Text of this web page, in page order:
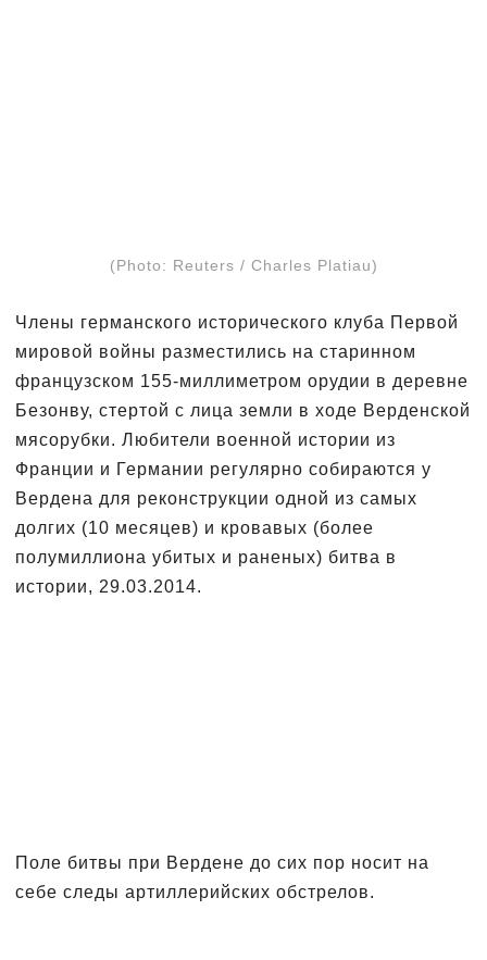
(Photo: Reuters / Charles Platiau)
Члены германского исторического клуба Первой
мировой войны разместились на старинном
французском 155-миллиметром орудии в деревне
Безонву, стертой с лица земли в ходе Верденской
мясорубки. Любители военной истории из
Франции и Германии регулярно собираются у
Вердена для реконструкции одной из самых
долгих (10 месяцев) и кровавых (более
полумиллиона убитых и раненых) битва в
истории, 29.03.2014.
Поле битвы при Вердене до сих пор носит на
себе следы артиллерийских обстрелов.